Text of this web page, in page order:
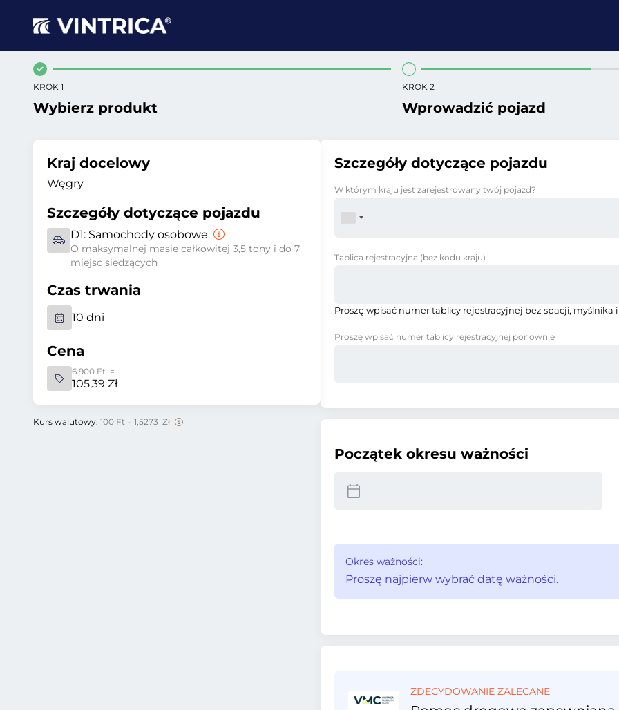
KROK 1
Wybierz produkt
KROK 2
Wprowadzić pojazd
Kraj docelowy
Węgry
Szczegóły dotyczące pojazdu
D1: Samochody osobowe
O maksymalnej masie całkowitej 3,5 tony i do 7
miejsc siedzących
Czas trwania
10 dni
Cena
6.900 Ft =
105,39 Zł
Kurs walutowy: 100 Ft = 1,5273 Zł
Szczegóły dotyczące pojazdu
W którym kraju jest zarejestrowany twój pojazd?
Tablica rejestracyjna (bez kodu kraju)
Proszę wpisać numer tablicy rejestracyjnej bez spacji, myślnika
Proszę wpisać numer tablicy rejestracyjnej ponownie
Początek okresu ważności
Okres ważności:
Proszę najpierw wybrać datę ważności.
ZDECYDOWANIE ZALECANE